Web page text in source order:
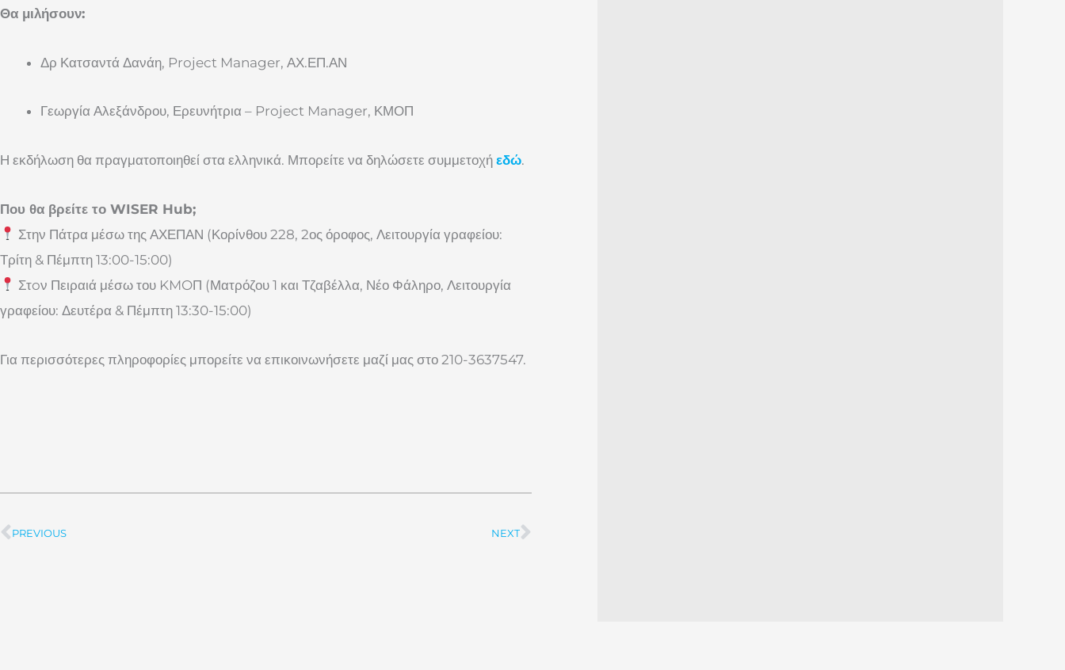
Θα μιλήσουν:
Δρ Κατσαντά Δανάη, Project Manager, ΑΧ.ΕΠ.ΑΝ
Γεωργία Αλεξάνδρου, Ερευνήτρια – Project Manager, ΚΜΟΠ
Η εκδήλωση θα πραγματοποιηθεί στα ελληνικά. Μπορείτε να δηλώσετε συμμετοχή εδώ.
Που θα βρείτε το WISER Hub;
Στην Πάτρα μέσω της ΑΧΕΠΑΝ (Κορίνθου 228, 2ος όροφος, Λειτουργία γραφείου:
Τρίτη & Πέμπτη 13:00-15:00)
Στoν Πειραιά μέσω του KMOΠ (Ματρόζου 1 και Τζαβέλλα, Νέο Φάληρο,Λειτουργία
γραφείου: Δευτέρα & Πέμπτη 13:30-15:00)
Για περισσότερες πληροφορίες μπορείτε να επικοινωνήσετε μαζί μας στο 210-3637547.
Prev
PREVIOUS NEXTNext